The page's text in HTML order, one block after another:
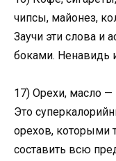
чипсы, майонез,
Заучи эти слова и
боками. Ненавидь
17) Орехи, масло —
Это
орехов, которыми
составить всю